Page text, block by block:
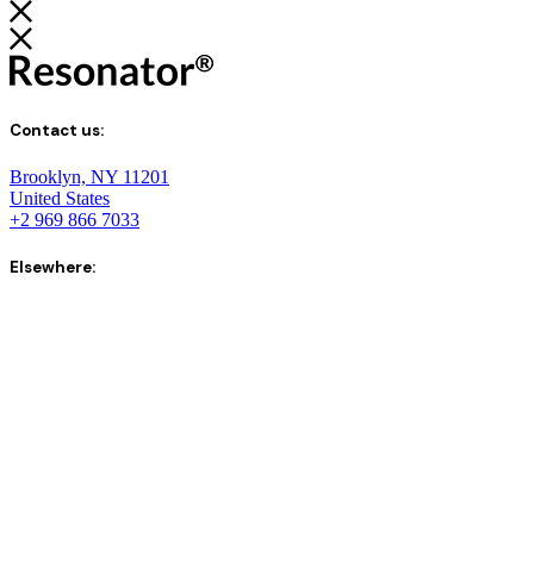
Contact us:
Brooklyn, NY 11201
United States
+2 969 866 7033
Elsewhere: